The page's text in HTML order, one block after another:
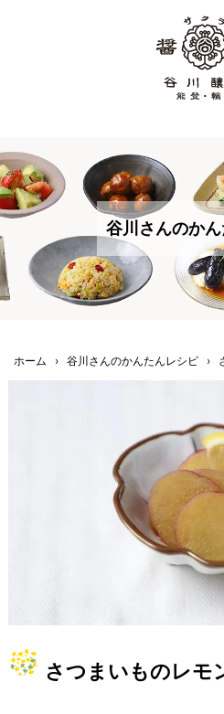
谷川さんのか
ホーム › 谷川さんのかんたんレシピ ›
さつまいものレ